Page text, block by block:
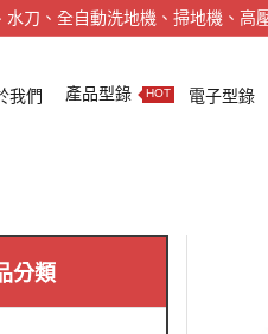
水刀、全自動洗地機、掃地機、高
我們 產品型錄 HOT 電子型錄
分類